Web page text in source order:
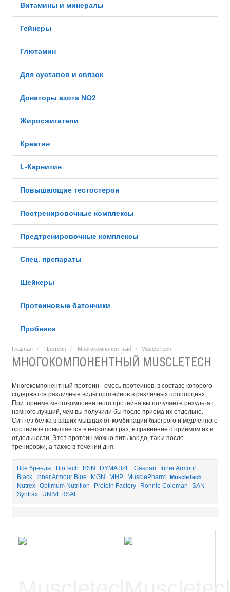
Витамины и минералы
Гейнеры
Глютамин
Для суставов и связок
Донаторы азота NO2
Жиросжигатели
Креатин
L-Карнитин
Повышающие тестостерон
Постренировочные комплексы
Предтренировочные комплексы
Спец. препараты
Шейкеры
Протеиновые батончики
Пробники
Главная Протеин Многокомпонентный MuscleTech
МНОГОКОМПОНЕНТНЫЙ MUSCLETECH
Многокомпонентный протеин - смесь протеинов, в составе которого
содержатся различные виды протеинов в различных пропорциях .
При приеме многокомпонентного протеина вы получаете результат,
намного лучший, чем вы получили бы после приема их отдельно.
Синтез белка в ваших мышцах от комбинации быстрого и медленного
протеинов повышается в несколько раз, в сравнение с приемом их в
отдельности. Этот протеин можно пить как до, так и после
тренировки, а также в течении дня.
Все бренды BioTech BSN DYMATIZE Gaspari
Inner Armour
Black
Inner Armour Blue MGN MHP MusclePharm MuscleTech
Nutrex Optimum Nutrition Protein Factory Ronnie Coleman
SAN
Syntrax
UNIVERSAL